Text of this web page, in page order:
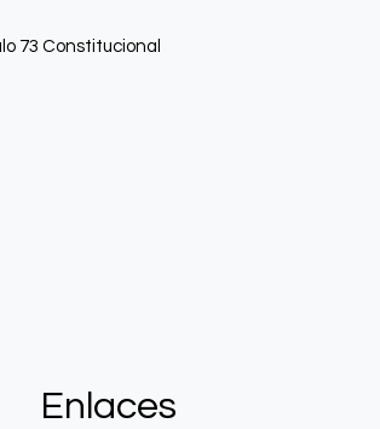
73 Constitucional
Enlaces